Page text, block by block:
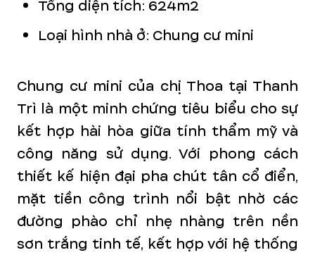
Tổng diện tích: 624m2
Loại hình nhà ở: Chung cư mini
Chung cư mini của chị Thoa tại Thanh
Trì là một minh chứng tiêu biểu cho sự
kết hợp hài hòa giữa tính thẩm mỹ và
công năng sử dụng. Với phong cách
thiết kế hiện đại pha chút tân cổ điển,
mặt tiền công trình nổi bật nhờ các
đường phào chỉ nhẹ nhàng trên nền
sơn trắng tinh tế, kết hợp với hệ thống